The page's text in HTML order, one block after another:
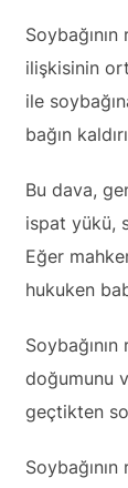
ilişkisinin
ile
bağın
Bu dava,
ispat yükü,
Eğer
hukuken
doğumunu
geçtikten